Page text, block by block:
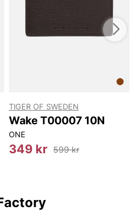
TIGER OF SWEDEN
Wake T00007 10N
ONE
349 kr 599 kr